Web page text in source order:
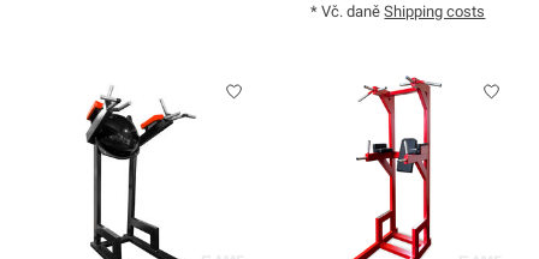
* Vč. daněShipping costs